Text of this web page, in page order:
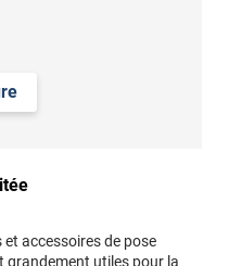
accessoires de pose
grandement utiles pour la